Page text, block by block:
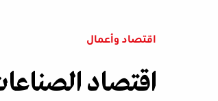
اقتصاد وأعمال
اقتصاد